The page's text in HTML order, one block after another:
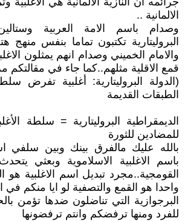
الالمانية ..
وصدام باسم الامة العربية
البروليتارية تكتبون تماما بنفس
والامام الخميني وصدام انهم يمثلون
قمع الاقلية مثلهم..كما جاء في مقالتكم
(الدولة البروليتارية: أغلبية تفرض
الطبقات القديمة
الديمقراطية البروليتارية = سلطة
للمضادين للثورة
بالله عليك مالفرق بينك وبين سلفي
باسم الاغلبية الاسلاموية وبعثي
القومجية..مجرد تبديل اسم الاغلبية هو
واحدا هو القمع والتصفية لو ايا منكم في
البرجوازية التي تناضلون ضدها تؤمن
للفرد ومنها ترفضكم وانتم ترفضونها